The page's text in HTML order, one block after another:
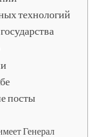
технологий
посты
Генерал